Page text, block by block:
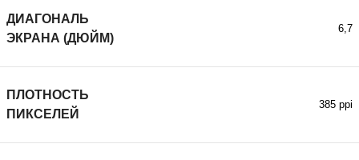
ДИАГОНАЛЬ
ЭКРАНА (ДЮЙМ)
6,7
ПЛОТНОСТЬ
ПИКСЕЛЕЙ
385 ppi